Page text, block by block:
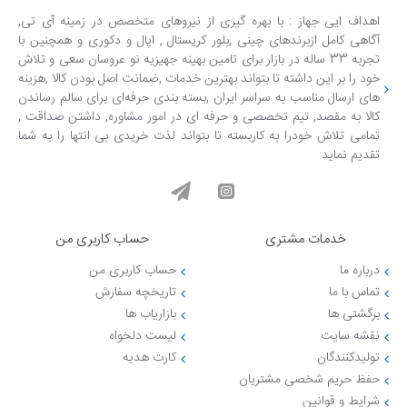
اهداف ایی جهاز : با بهره گیری از نیروهای متخصص در زمینه آی تی,
آگاهی کامل ازبرندهای چینی ,بلور کریستال , اپال و دکوری و همچنین با
تجربه 33 ساله در بازار برای تامین بهینه جهیزیه نو عروسان سعی و تلاش
خود را بر این داشته تا بتواند بهترین خدمات ,ضمانت اصل بودن کالا ,هزینه
های ارسال مناسب به سراسر ایران ,بسته بندی حرفه‌ای برای سالم رساندن
کالا به مقصد, تیم تخصصی و حرفه ای در امور مشاوره, داشتن صداقت ,
تمامی تلاش خودرا به کاربسته تا بتواند لذت خریدی بی انتها را به شما
تقدیم نماید
خدمات مشتری
درباره ما
تماس با ما
برگشتی ها
نقشه سایت
تولیدکنندگان
حفظ حریم شخصی مشتریان
شرایط و قوانین
حساب کاربری من
حساب کاربری من
تاریخچه سفارش
بازاریاب ها
لیست دلخواه
کارت هدیه